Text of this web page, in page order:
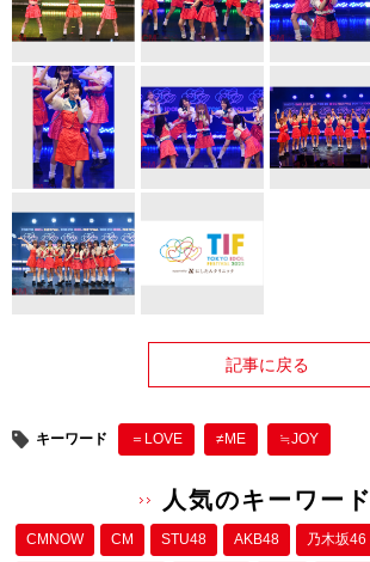
記事に戻る
キーワード ＝LOVE ≠ME ≒JOY
人気のキーワード
CMNOW CM STU48 AKB48 乃木坂46